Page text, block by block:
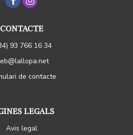
CONTACTE
93 766 16 34
de contacte
LEGALS
Avis legal